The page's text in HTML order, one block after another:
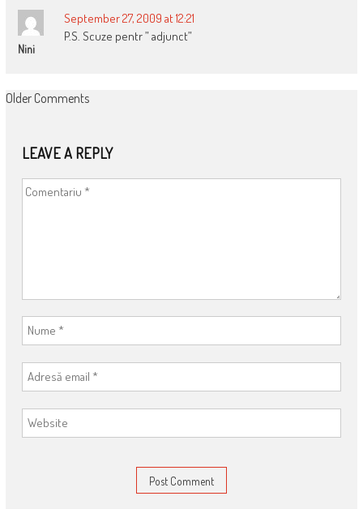
Nini
September 27, 2009 at 12:21
P.S. Scuze pentr ” adjunct”
COMMENT
Older Comments
LEAVE A REPLY